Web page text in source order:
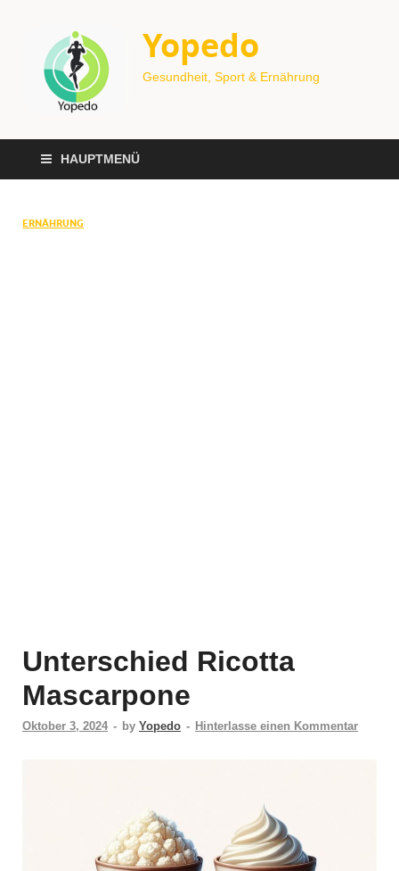
Yopedo
Gesundheit, Sport & Ernährung
HAUPTMENÜ
ERNÄHRUNG
Unterschied Ricotta
Mascarpone
Oktober 3, 2024 - by Yopedo - Hinterlasse einen Kommentar